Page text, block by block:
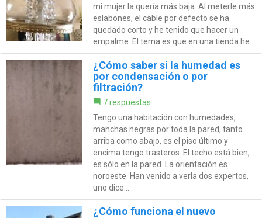
mi mujer la quería más baja. Al meterle más
eslabones, el cable por defecto se ha
quedado corto y he tenido que hacer un
empalme. El tema es que en una tienda he...
¿Cómo saber si la humedad es
por condensación o por
filtración?
7 respuestas
Tengo una habitación con humedades,
manchas negras por toda la pared, tanto
arriba como abajo, es el piso último y
encima tengo trasteros. El techo está bien,
es sólo en la pared. La orientación es
noroeste. Han venido a verla dos expertos,
uno dice...
¿Cómo funciona el nuevo